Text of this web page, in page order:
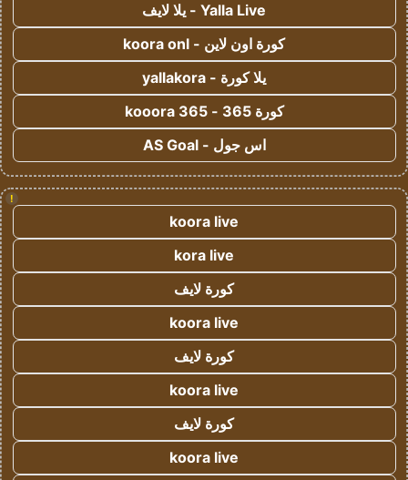
Yalla Live - يلا لايف
كورة اون لاين - koora onl
يلا كورة - yallakora
كورة 365 - kooora 365
اس جول - AS Goal
!
koora live
kora live
كورة لايف
koora live
كورة لايف
koora live
كورة لايف
koora live